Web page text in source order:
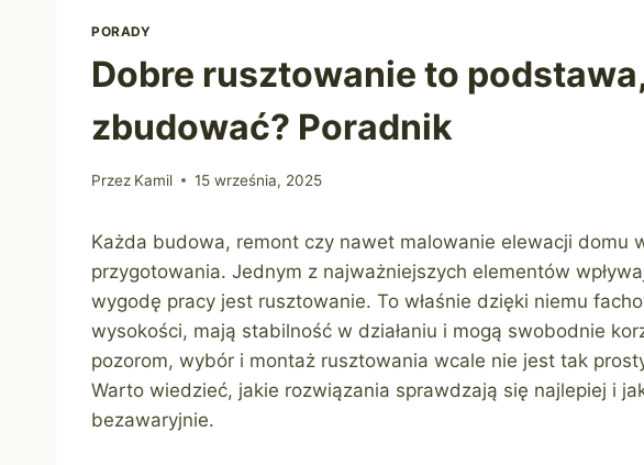
PORADY
Dobre rusztowanie to
zbudować? Poradnik
Przez Kamil 15 września, 2025
Każda budowa, remont czy nawet malowanie elewacji domu
przygotowania. Jednym z najważniejszych elementów
wygodę pracy jest rusztowanie. To właśnie dzięki niemu
wysokości, mają stabilność w działaniu i mogą swobodnie
pozorom, wybór i montaż rusztowania wcale nie jest tak
Warto wiedzieć, jakie rozwiązania sprawdzają się najlepiej i
bezawaryjnie.